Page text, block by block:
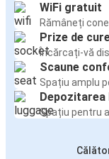
WiFi gratuit
Rămâneți
Prize de
Încărcați-vă
Scaune
Spațiu amplu
Depozitarea
Spațiu pentru